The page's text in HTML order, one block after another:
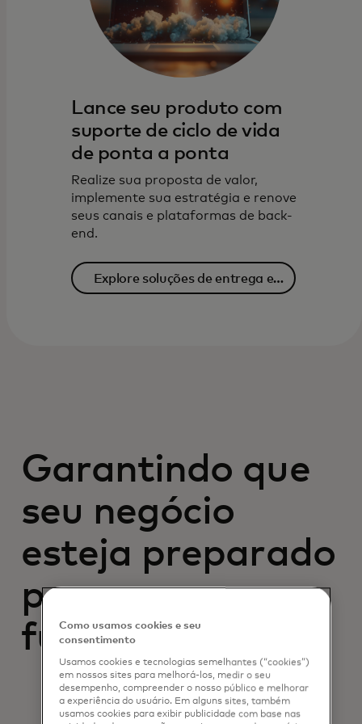
Lance seu produto com
suporte de ciclo de vida
de ponta a ponta
Realize sua proposta de valor,
implemente sua estratégia e renove
seus canais e plataformas de back-
end.
Explore soluções de entrega e
Garantindo que
seu negócio
esteja preparado
para o sucesso
futuro
Como usamos cookies e seu
consentimento
Usamos cookies e tecnologias semelhantes (“cookies”)
em nossos sites para melhorá-los, medir o seu
desempenho, compreender o nosso público e melhorar
a experiência do usuário. Em alguns sites, também
usamos cookies para exibir publicidade com base nas